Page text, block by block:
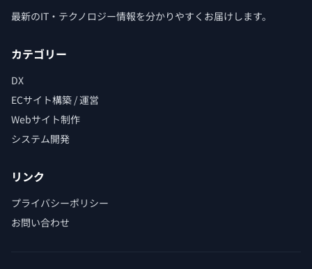
最新のIT・テクノロジー情報を分かりやすくお届けします。
カテゴリー
DX
ECサイト構築 / 運営
Webサイト制作
システム開発
リンク
プライバシーポリシー
お問い合わせ